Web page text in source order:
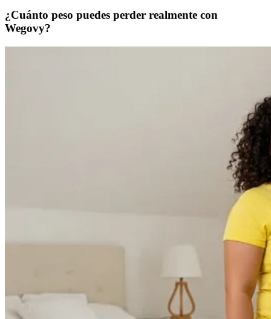
¿Cuánto peso puedes perder realmente con
Wegovy?